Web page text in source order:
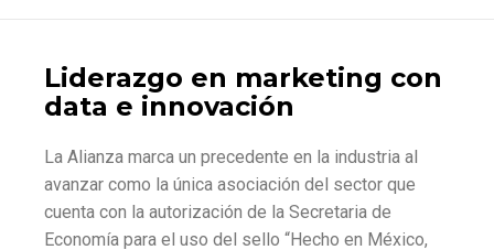
Liderazgo en marketing con
data e innovación
La Alianza marca un precedente en la industria al
avanzar como la única asociación del sector que
cuenta con la autorización de la Secretaria de
Economía para el uso del sello “Hecho en México,